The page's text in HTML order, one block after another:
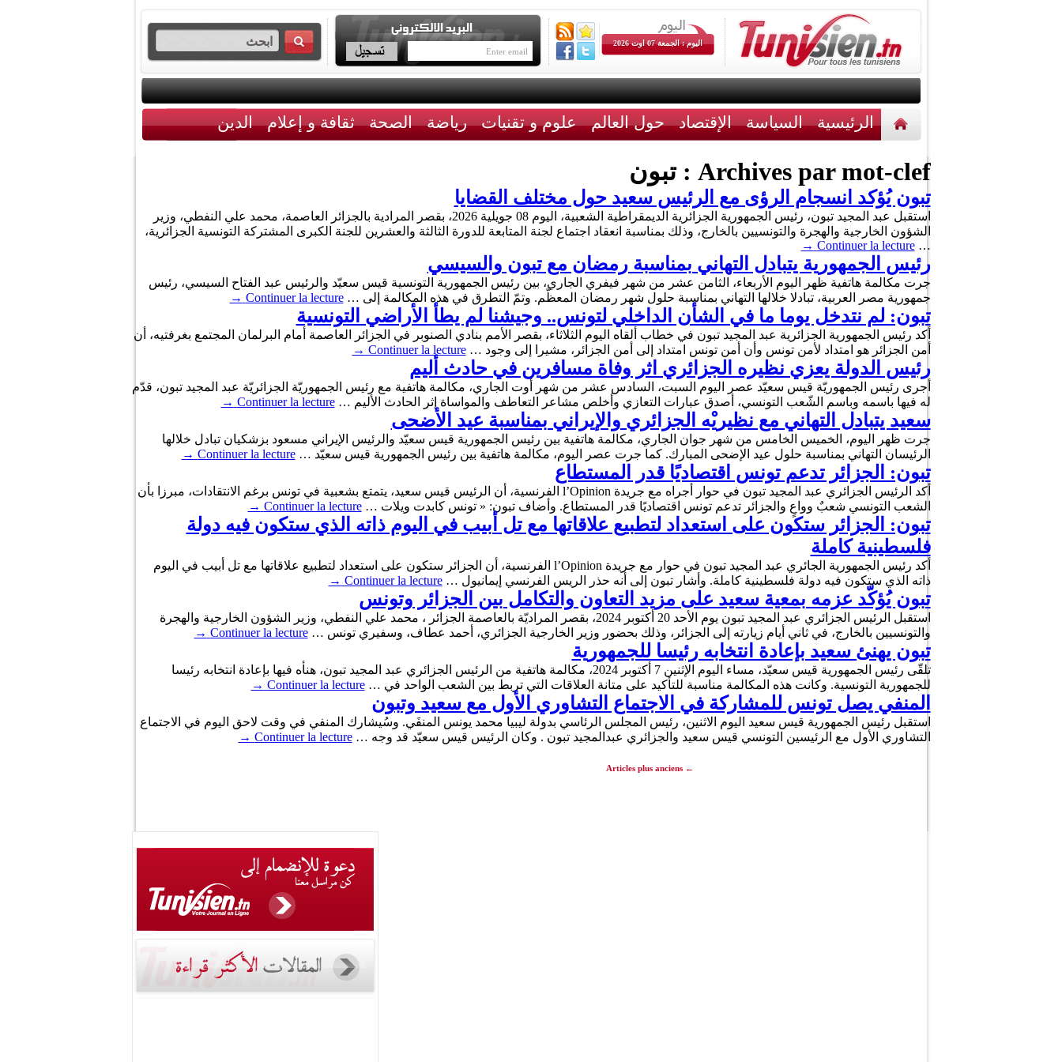
اليوم : الجمعة 07 اوت 2026
الرئيسية السياسة الإقتصاد حول العالم علوم و تقنيات رياضة الصحة ثقافة و إعلام الدين
أخبار مختلفة
Archives par mot-clef : تبون
تبون يُؤكد انسجام الرؤى مع الرئيس سعيد حول مختلف القضايا
استقبل عبد المجيد تبون، رئيس الجمهورية الجزائرية الديمقراطية الشعبية، اليوم 08 جويلية 2026، بقصر المرادية بالجزائر العاصمة، محمد علي النفطي، وزير
الشؤون الخارجية والهجرة والتونسيين بالخارج، وذلك بمناسبة انعقاد اجتماع لجنة المتابعة للدورة الثالثة والعشرين للجنة الكبرى المشتركة التونسية الجزائرية،
…
Continuer la lecture
→
رئيس الجمهورية يتبادل التهاني بمناسبة رمضان مع تبون والسيسي
جرت مكالمة هاتفية ظهر اليوم الأربعاء، الثامن عشر من شهر فيفري الجاري، بين رئيس الجمهورية التونسية قيس سعيّد والرئيس عبد الفتاح السيسي، رئيس
جمهورية مصر العربية، تبادلا خلالها التهاني بمناسبة حلول شهر رمضان المعظّم. وتمّ التطرق في هذه المكالمة إلى …Continuer la lecture
→
تبون: لم نتدخل يوما ما في الشأن الداخلي لتونس.. وجيشنا لم يطأ الأراضي التونسية
أكد رئيس الجمهورية الجزائرية عبد المجيد تبون في خطاب ألقاه اليوم الثلاثاء، بقصر الأمم بنادي الصنوبر في الجزائر العاصمة أمام البرلمان المجتمع بغرفتيه، أن
أمن الجزائر هو امتداد لأمن تونس وأن أمن تونس امتداد إلى أمن الجزائر، مشيرا إلى وجود …Continuer la lecture
→
رئيس الدولة يعزي نظيره الجزائري اثر وفاة مسافرين في حادث أليم
أجرى رئيس الجمهوريّة قيس سعيّد عصر اليوم السبت، السادس عشر من شهر أوت الجاري، مكالمة هاتفية مع رئيس الجمهوريّة الجزائريّة عبد المجيد تبون، قدّم
له فيها باسمه وباسم الشّعب التونسي، أصدق عبارات التعازي وأخلص مشاعر التعاطف والمواساة إثر الحادث الأليم …Continuer la lecture
→
سعيد يتبادل التهاني مع نظيريْه الجزائري والإيراني بمناسبة عيد الأضحى
جرت ظهر اليوم، الخميس الخامس من شهر جوان الجاري، مكالمة هاتفية بين رئيس الجمهورية قيس سعيّد والرئيس الإيراني مسعود بزشكيان تبادل خلالها
الرئيسان التهاني بمناسبة حلول عيد الإضحى المبارك. كما جرت عصر اليوم، مكالمة هاتفية بين رئيس الجمهورية قيس سعيّد …Continuer la lecture
→
تبون: الجزائر تدعم تونس اقتصاديًا قدر المستطاع
أكد الرئيس الجزائري عبد المجيد تبون في حوار أجراه مع جريدة l’Opinion الفرنسية، أن الرئيس قيس سعيد، يتمتع بشعبية في تونس برغم الانتقادات، مبرزا بأن
الشعب التونسي شعبٌ وواعٍ والجزائر تدعم تونس اقتصاديًا قدر المستطاع. وأضاف تبون: « تونس كابدت ويلات …Continuer la lecture
→
تبون: الجزائر ستكون على استعداد لتطبيع علاقاتها مع تل أبيب في اليوم ذاته الذي ستكون فيه دولة
فلسطينية كاملة
أكد رئيس الجمهورية الجائري عبد المجيد تبون في حوار مع جريدة l’Opinion الفرنسية، أن الجزائر ستكون على استعداد لتطبيع علاقاتها مع تل أبيب في اليوم
ذاته الذي ستكون فيه دولة فلسطينية كاملة. وأشار تبون إلى أنه حذر الريس الفرنسي إيمانيول …Continuer la lecture
→
تبون يُؤكّد عزمه بمعية سعيد على مزيد التعاون والتكامل بين الجزائر وتونس
استقبل الرئيس الجزائري عبد المجيد تبون يوم الأحد 20 أكتوبر 2024، بقصر المراديّة بالعاصمة الجزائر ، محمد علي النفطي، وزير الشؤون الخارجية والهجرة
والتونسيين بالخارج، في ثاني أيام زيارته إلى الجزائر، وذلك بحضور وزير الخارجية الجزائري، أحمد عطاف، وسفيري تونس …Continuer la lecture
→
تبون يهنئ سعيد بإعادة انتخابه رئيسا للجمهورية
تلقّى رئيس الجمهورية قيس سعيّد، مساء اليوم الإثنين 7 أكتوبر 2024، مكالمة هاتفية من الرئيس الجزائري عبد المجيد تبون، هنأه فيها بإعادة انتخابه رئيسا
للجمهورية التونسية. وكانت هذه المكالمة مناسبة للتأكيد على متانة العلاقات التي تربط بين الشعب الواحد في …Continuer la lecture
→
المنفي يصل تونس للمشاركة في الاجتماع التشاوري الأول مع سعيد وتبون
استقبل رئيس الجمهورية قيس سعيد اليوم الاثنين، رئيس المجلس الرئاسي بدولة ليبيا محمد يونس المنفَي. وسُيشارك المنفي في وقت لاحق اليوم في الاجتماع
التشاوري الأول مع الرئيسين التونسي قيس سعيد والجزائري عبدالمجيد تبون . وكان الرئيس قيس سعيّد قد وجه …Continuer la lecture
→
←
Articles plus anciens